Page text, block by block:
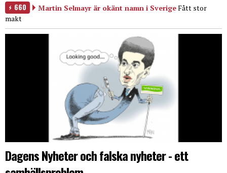
660 Martin Selmayr är okänt namn i SverigeFått stor
makt
Dagens Nyheter och falska nyheter - ett